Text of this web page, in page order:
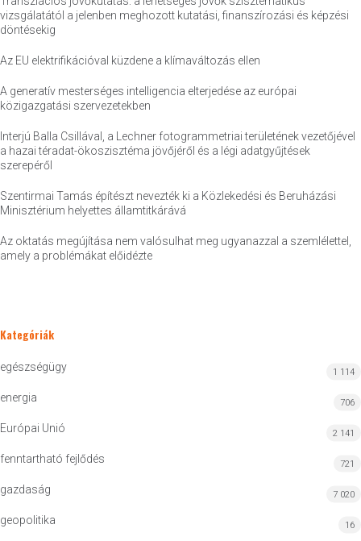
vizsgálatától a jelenben meghozott kutatási, finanszírozási és képzési
döntésekig
Az EU elektrifikációval küzdene a klímaváltozás ellen
A generatív mesterséges intelligencia elterjedése az európai
közigazgatási szervezetekben
Interjú Balla Csillával, a Lechner fotogrammetriai területének vezetőjével
a hazai téradat-ökoszisztéma jövőjéről és a légi adatgyűjtések
szerepéről
Szentirmai Tamás építészt nevezték ki a Közlekedési és Beruházási
Minisztérium helyettes államtitkárává
Az oktatás megújítása nem valósulhat meg ugyanazzal a szemlélettel,
amely a problémákat előidézte
Kategóriák
egészségügy 1 114
energia 706
Európai Unió 2 141
fenntartható fejlődés 721
gazdaság 7 020
geopolitika 16